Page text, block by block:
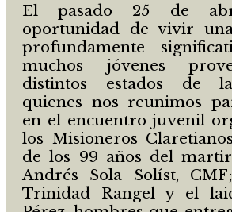
El pasado 25 de
oportunidad de vivir
profundamente
muchos jóvenes
distintos estados de
quienes nos reunimos
en el encuentro juvenil
los Misioneros
de los 99 años del
Andrés Sola Solíst,
Trinidad Rangel y el